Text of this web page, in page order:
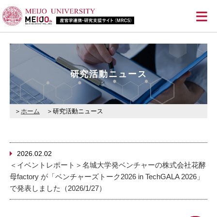
≡
研究活動ニュース
ホーム 研究活動ニュース
2026.02.02
＜イベントレポート＞名城大学発ベンチャーの株式会社花酵
母factory が「ベンチャーズトーク2026 in TechGALA 2026」
で発表しました（2026/1/27）